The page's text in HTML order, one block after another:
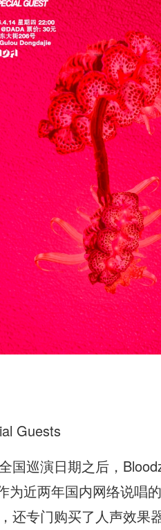
Guests
国巡演日期之后，
近两年国内网络说唱
专门购买了人声效果